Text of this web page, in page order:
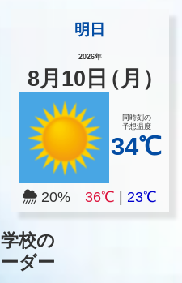
明日
2026年
8月 10 日（月）
同時刻の
予想温度
34℃
20% 36℃ |23℃
校の
ダー